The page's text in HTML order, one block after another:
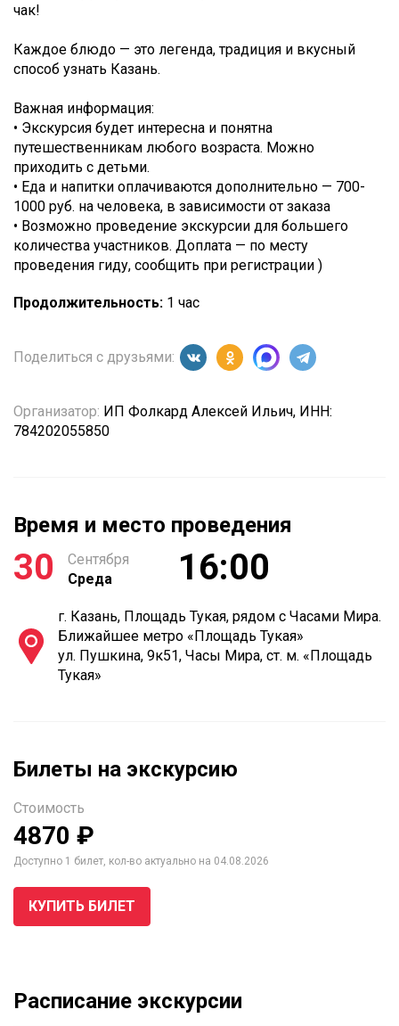
чак!
Каждое блюдо — это легенда, традиция и вкусный
способ узнать Казань.
Важная информация:
• Экскурсия будет интересна и понятна
путешественникам любого возраста. Можно
приходить с детьми.
• Еда и напитки оплачиваются дополнительно — 700-
1000 руб. на человека, в зависимости от заказа
• Возможно проведение экскурсии для большего
количества участников. Доплата — по месту
проведения гиду, сообщить при регистрации )
Продолжительность: 1 час
Поделиться с друзьями:
Организатор: ИП Фолкард Алексей Ильич, ИНН:
784202055850
Время и место проведения
30
Сентября
Среда
16:00
г. Казань, Площадь Тукая, рядом с Часами Мира.
Ближайшее метро «Площадь Тукая»
ул. Пушкина, 9к51, Часы Мира, ст. м. «Площадь
Тукая»
Билеты на экскурсию
Стоимость
4870 ₽
Доступно 1 билет, кол-во актуально на 04.08.2026
КУПИТЬ БИЛЕТ
Расписание экскурсии